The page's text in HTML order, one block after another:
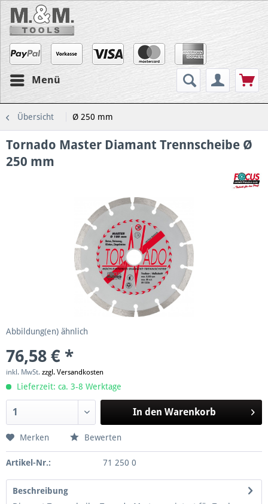
Menü
Übersicht Ø 250 mm
Tornado Master Diamant Trennscheibe Ø
250 mm
Abbildung(en) ähnlich
76,58 € *
inkl. MwSt. zzgl. Versandkosten
Lieferzeit: ca. 3-8 Werktage
In den Warenkorb
Merken Bewerten
Artikel-Nr.: 71 250 0
Beschreibung